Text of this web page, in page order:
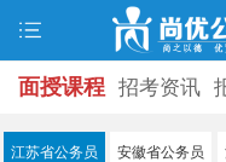
面授课程 招考资讯
口 打准考证 成绩查
江苏省公务员 安徽省公务员